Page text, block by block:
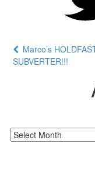
Marco’s
SUBVERTER!!!